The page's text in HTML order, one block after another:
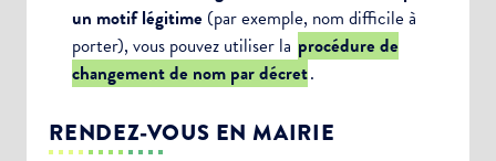
un motif légitime (par exemple, nom difficile à
porter), vous pouvez utiliser la procédure de
changement de nom par décret.
RENDEZ-VOUS EN MAIRIE